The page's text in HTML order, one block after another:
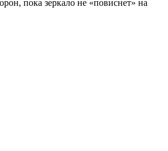
пока зеркало не «повиснет» на